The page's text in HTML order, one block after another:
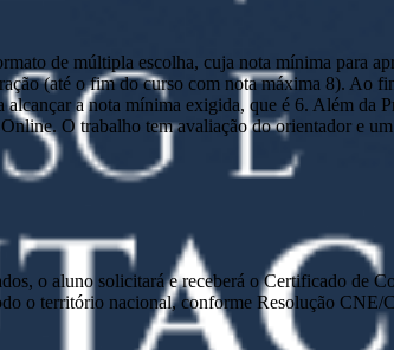
de múltipla escolha, cuja nota mínima para
(até o fim do curso com nota máxima 8). Ao
a nota mínima exigida, que é 6. Além da
O trabalho tem avaliação do orientador e
o aluno solicitará e receberá o Certificado de
o território nacional, conforme Resolução CNE/